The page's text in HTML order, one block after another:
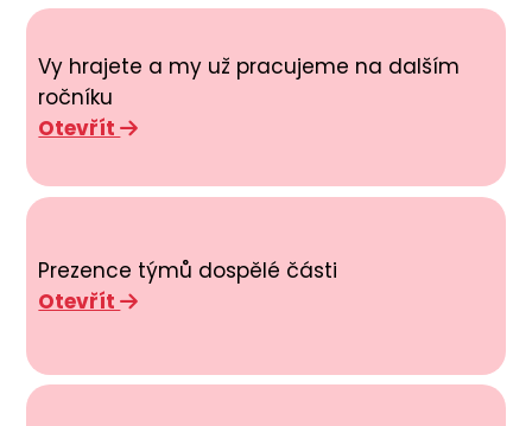
Vy hrajete a my už pracujeme na dalším
ročníku
Otevřít
Prezence týmů dospělé části
Otevřít